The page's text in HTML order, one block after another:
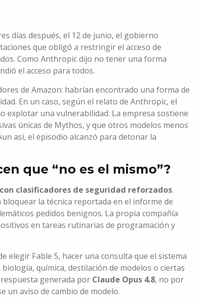
días después, el 12 de junio, el gobierno
que obligó a restringir el acceso de
Como Anthropic dijo no tener una forma
el acceso para todos.
de Amazon: habrían encontrado una forma de
En un caso, según el relato de Anthropic, el
explotar una vulnerabilidad. La empresa sostiene
únicas de Mythos, y que otros modelos menos
así, el episodio alcanzó para detonar la
que “no es el mismo”?
clasificadores de seguridad reforzados.
la técnica reportada en el informe de
pedidos benignos. La propia compañía
en tareas rutinarias de programación y
elegir Fable 5, hacer una consulta que el sistema
química, destilación de modelos o ciertas
generada por Claude Opus 4.8, no por
un aviso de cambio de modelo.